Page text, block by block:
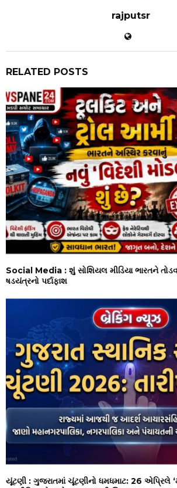
rajputsr
RELATED POSTS
Social Media : શું સોશિયલ મીડિયા ભારતને
ષડયંત્રનો પર્દાફાશ
યૂંટણી : ગુજરાતમાં ચૂંટણીનો ધમધમાટ: 26 એપ્રિલે